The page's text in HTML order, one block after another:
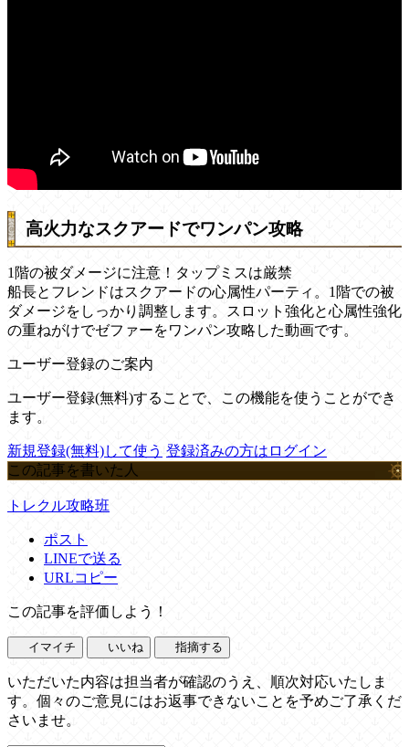
高火力なスクアードでワンパン攻略
1階の被ダメージに注意！タップミスは厳禁
船長とフレンドはスクアードの心属性パーティ。1階での被
ダメージをしっかり調整します。スロット強化と心属性強化
の重ねがけでゼファーをワンパン攻略した動画です。
ユーザー登録のご案内
ユーザー登録(無料)することで、この機能を使うことができ
ます。
新規登録(無料)して使う 登録済みの方はログイン
この記事を書いた人
トレクル攻略班
ポスト
LINEで送る
URLコピー
この記事を評価しよう！
イマイチ いいね 指摘する
いただいた内容は担当者が確認のうえ、順次対応いたしま
す。個々のご意見にはお返事できないことを予めご了承くだ
さいませ。